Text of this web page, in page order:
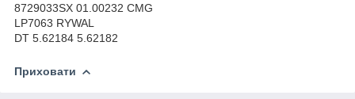
8729033SX 01.00232 CMG
LP7063 RYWAL
DT 5.62184 5.62182
Приховати